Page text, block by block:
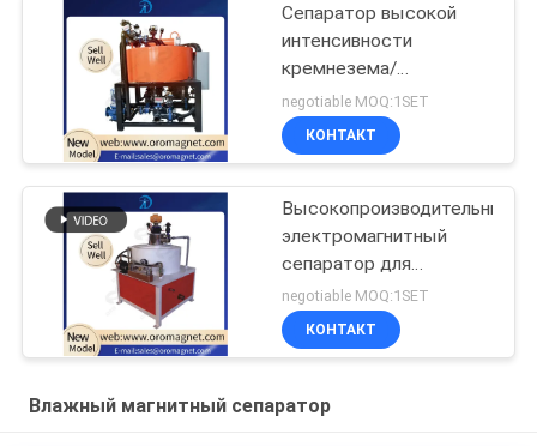
Сепаратор высокой
интенсивности
кремнезема/
фельдшпата влажный
магнитный для
удаления FE2O3
negotiable MOQ:1SET
КОНТАКТ
Высокопроизводительный
электромагнитный
сепаратор для
керамики/добычи
полезных ископаемых/
химии 7K300
negotiable MOQ:1SET
КОНТАКТ
Влажный магнитный сепаратор